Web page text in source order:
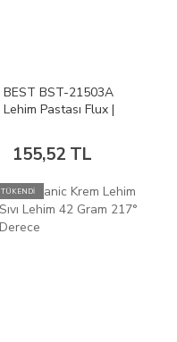
BEST BST-21503A
Lehim Pastası Flux |
Telefon Tamir
Lehimleme Pastası
155,52 TL
TÜKENDİ